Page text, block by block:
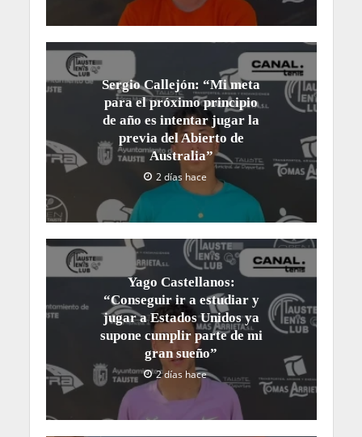
Sergio Callejón: “Mi meta
para el próximo principio
de año es intentar jugar la
previa del Abierto de
Australia”
2 días hace
Yago Castellanos:
“Conseguir ir a estudiar y
jugar a Estados Unidos ya
supone cumplir parte de mi
gran sueño”
2 días hace